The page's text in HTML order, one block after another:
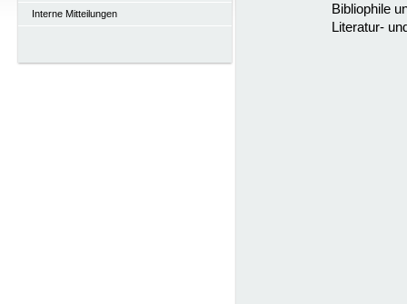
Interne Mitteilungen
Bibliophile
Literatur-